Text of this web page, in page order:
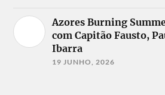
Azores Burning
com Capitão Fausto,
Ibarra
19 JUNHO, 2026